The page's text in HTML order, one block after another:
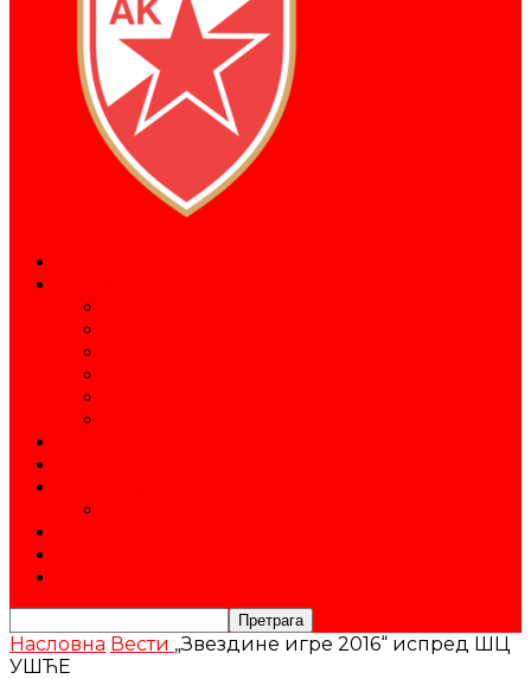
Насловна Вести „Звездине игре 2016“ испред ШЦ
УШЋЕ